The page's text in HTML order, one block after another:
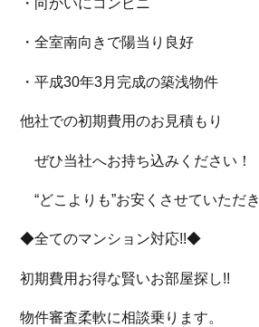
・全室南向きで陽当り良好
・平成30年3月完成の築浅物件
他社での初期費用のお見積もり
ぜひ当社へお持ち込みください！
“どこよりも”お安くさせていただ
◆全てのマンション対応!!◆
初期費用お得な賢いお部屋探し!!
物件審査柔軟に相談乗ります。